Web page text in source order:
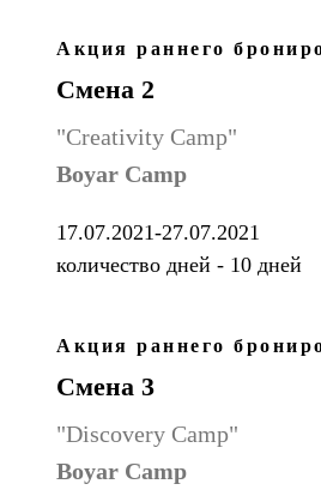
Акция раннего
Смена 2
"Creativity Camp"
Boyar Camp
17.07.2021-27.07.2021
количество дней - 10 дней
Акция раннего
Смена 3
"Discovery Camp"
Boyar Camp